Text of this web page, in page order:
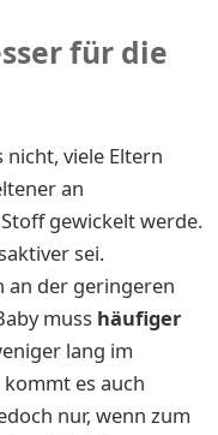
für die
viele Eltern
an
gewickelt werde.
sei.
an der geringeren
muss häufiger
lang im
es auch
nur, wenn zum